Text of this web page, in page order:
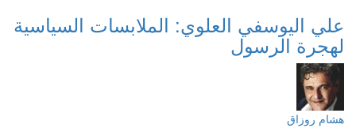
علي اليوسفي العلوي: الملابسات السياسية
لهجرة الرسول
هشام روزاق